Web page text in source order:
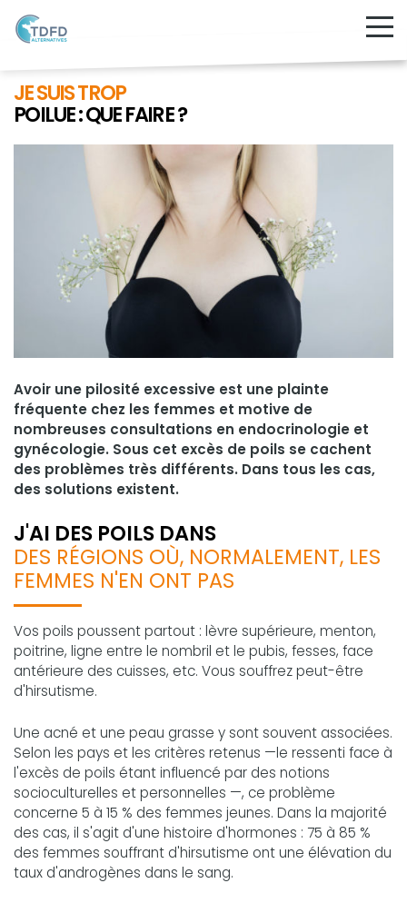
JE SUIS TROP
POILUE : QUE FAIRE ?
Avoir une pilosité excessive est une plainte
fréquente chez les femmes et motive de
nombreuses consultations en endocrinologie et
gynécologie. Sous cet excès de poils se cachent
des problèmes très différents. Dans tous les cas,
des solutions existent.
J'AI DES POILS DANS
DES RÉGIONS OÙ, NORMALEMENT, LES
FEMMES N'EN ONT PAS
Vos poils poussent partout : lèvre supérieure, menton,
poitrine, ligne entre le nombril et le pubis, fesses, face
antérieure des cuisses, etc. Vous souffrez peut-être
d'hirsutisme.
Une acné et une peau grasse y sont souvent associées.
Selon les pays et les critères retenus —le ressenti face à
l'excès de poils étant influencé par des notions
socioculturelles et personnelles —, ce problème
concerne 5 à 15 % des femmes jeunes. Dans la majorité
des cas, il s'agit d'une histoire d'hormones : 75 à 85 %
des femmes souffrant d'hirsutisme ont une élévation du
taux d'androgènes dans le sang.